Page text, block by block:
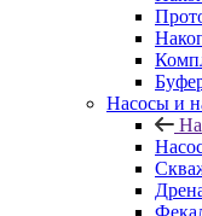
Насосы и